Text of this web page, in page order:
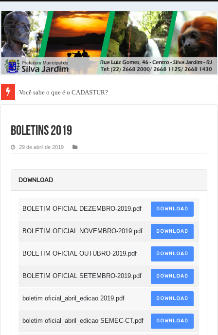
Você sabe o que é o CADASTUR?
Boletins 2019
29 de abril de 2019
DOWNLOAD
BOLETIM OFICIAL DEZEMBRO-2019.pdf DOWNLOAD
BOLETIM OFICIAL NOVEMBRO-2019.pdf DOWNLOAD
BOLETIM OFICIAL OUTUBRO-2019.pdf DOWNLOAD
BOLETIM OFICIAL SETEMBRO-2019.pdf DOWNLOAD
boletim oficial_abril_edicao 2019.pdf DOWNLOAD
boletim oficial_abril_edicao SEMEC-CT.pdf DOWNLOAD